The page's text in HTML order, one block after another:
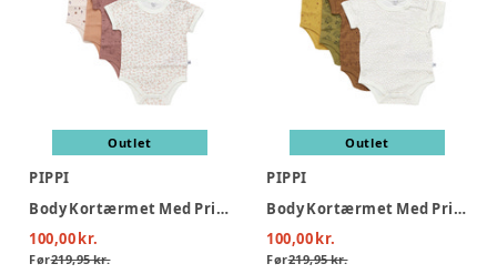
Outlet
PIPPI
Body Kortærmet Med Print 4-Pak - 433
100,00 kr.
Før219,95 kr.
Outlet
PIPPI
Body Kortærmet Med Print 4-Pak - 384
100,00 kr.
Før219,95 kr.